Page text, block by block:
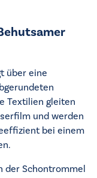
über eine
Textilien gleiten
und werden
bei einem
der Schontrommel